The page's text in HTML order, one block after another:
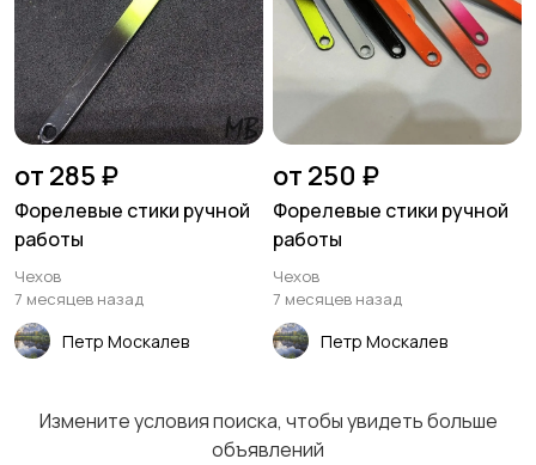
Вертикальные
блесны
Стики
Спиннербейты Балансиры
от 285 ₽
Форелевые стики ручной
работы
Чехов
7 месяцев назад
Петр Москалев
от 250 ₽
Форелевые стики ручной
работы
Чехов
7 месяцев назад
Петр Москалев
Измените условия поиска, чтобы увидеть больше
объявлений